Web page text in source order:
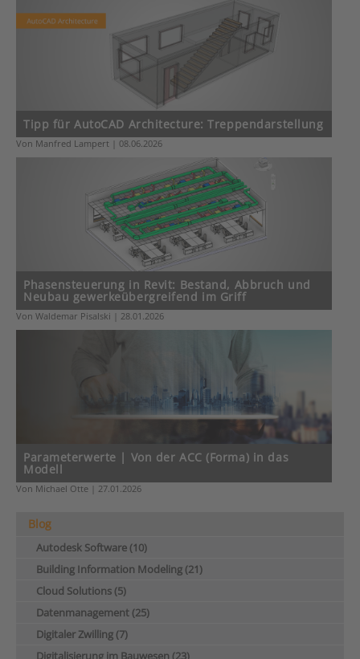
Tipp für AutoCAD Architecture: Treppendarstellung
Von Manfred Lampert | 08.06.2026
Phasensteuerung in Revit: Bestand, Abbruch und
Neubau gewerkeübergreifend im Griff
Von Waldemar Pisalski | 28.01.2026
Parameterwerte | Von der ACC (Forma) in das
Modell
Von Michael Otte | 27.01.2026
Blog
Autodesk Software (10)
Building Information Modeling (21)
Cloud Solutions (5)
Datenmanagement (25)
Digitaler Zwilling (7)
Digitalisierung im Bauwesen (23)